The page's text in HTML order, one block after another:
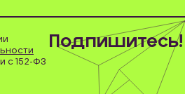
с 152-ФЗ
Подпишитесь!